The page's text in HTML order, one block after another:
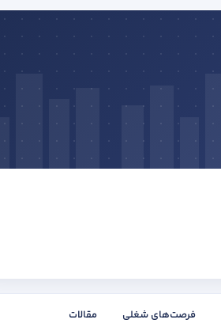
فرصت‌های شغلی مقالات